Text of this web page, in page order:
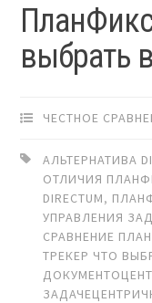
выбрать
ЧЕСТНОЕ
АЛЬТЕРНАТИВА
ОТЛИЧИЯ
DIRECTUM,
УПРАВЛЕНИЯ
СРАВНЕНИЕ
ТРЕКЕР ЧТО